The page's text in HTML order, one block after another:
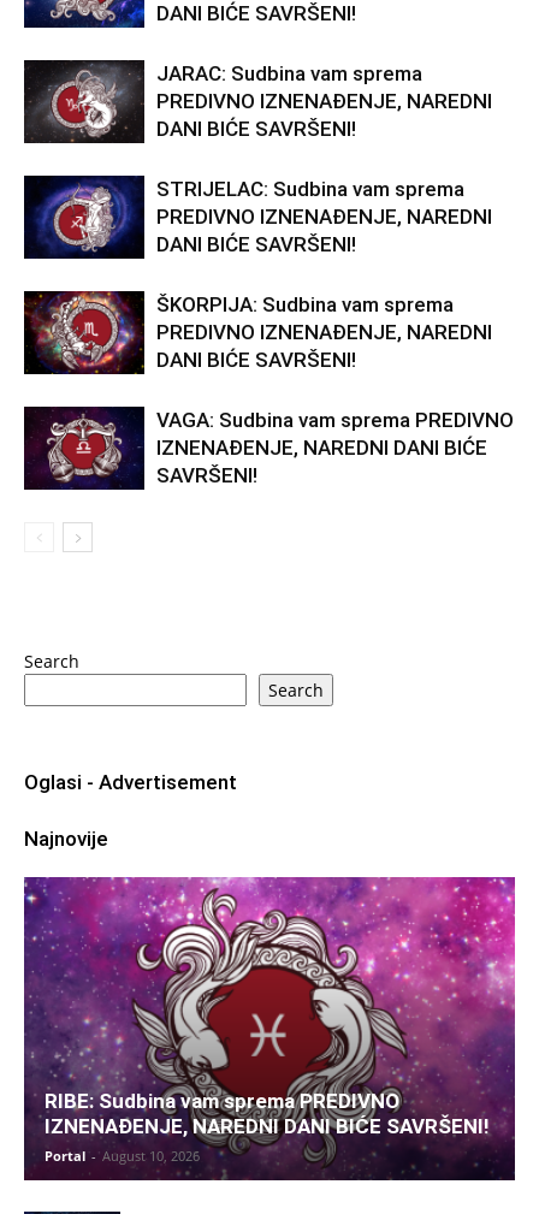
DANI BIĆE SAVRŠENI!
JARAC: Sudbina vam sprema
PREDIVNO IZNENAĐENJE, NAREDNI
DANI BIĆE SAVRŠENI!
STRIJELAC: Sudbina vam sprema
PREDIVNO IZNENAĐENJE, NAREDNI
DANI BIĆE SAVRŠENI!
ŠKORPIJA: Sudbina vam sprema
PREDIVNO IZNENAĐENJE, NAREDNI
DANI BIĆE SAVRŠENI!
VAGA: Sudbina vam sprema PREDIVNO
IZNENAĐENJE, NAREDNI DANI BIĆE
SAVRŠENI!
Search
Search
Oglasi - Advertisement
Najnovije
RIBE: Sudbina vam sprema PREDIVNO
IZNENAĐENJE, NAREDNI DANI BIĆE SAVRŠENI!
Portal - August 10, 2026